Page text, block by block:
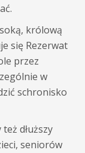
królową
się Rezerwat
przez
w
schronisko
dłuższy
seniorów